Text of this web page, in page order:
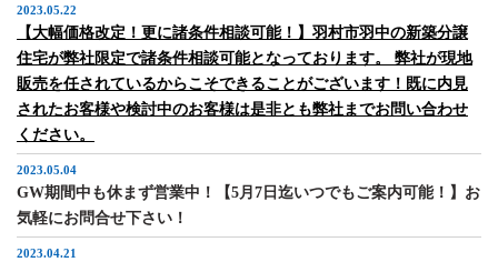
2023.05.22
【大幅価格改定！更に諸条件相談可能！】羽村市羽中の新築分譲
住宅が弊社限定で諸条件相談可能となっております。 弊社が現地
販売を任されているからこそできることがございます！既に内見
されたお客様や検討中のお客様は是非とも弊社までお問い合わせ
ください。
2023.05.04
GW期間中も休まず営業中！【5月7日迄いつでもご案内可能！】お
気軽にお問合せ下さい！
2023.04.21